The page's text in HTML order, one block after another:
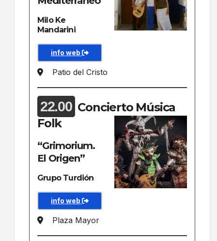
Milo Ke
Mandarini
info web
Patio del Cristo
22.00 Concierto Música
Folk
“Grimorium.
El Origen”
Grupo Turdión
info web
Plaza Mayor